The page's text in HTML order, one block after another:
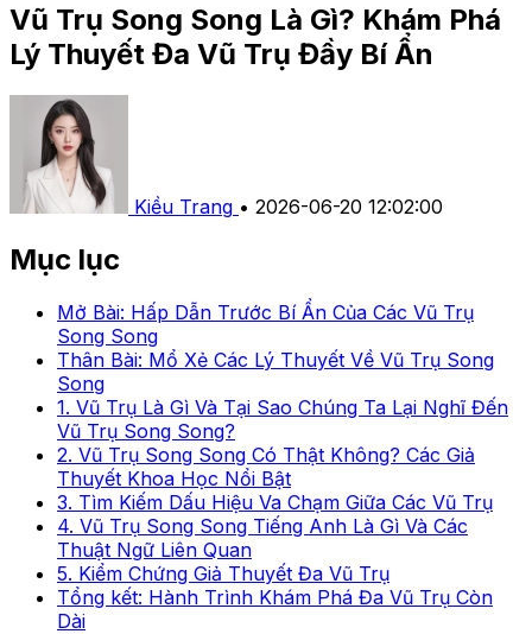
Vũ Trụ Song Song Là Gì? Khám Phá
Lý Thuyết Đa Vũ Trụ Đầy Bí Ẩn
Kiều Trang • 2026-06-20 12:02:00
Mục lục
Mở Bài: Hấp Dẫn Trước Bí Ẩn Của Các Vũ Trụ
Song Song
Thân Bài: Mổ Xẻ Các Lý Thuyết Về Vũ Trụ Song
Song
1. Vũ Trụ Là Gì Và Tại Sao Chúng Ta Lại Nghĩ Đến
Vũ Trụ Song Song?
2. Vũ Trụ Song Song Có Thật Không? Các Giả
Thuyết Khoa Học Nổi Bật
3. Tìm Kiếm Dấu Hiệu Va Chạm Giữa Các Vũ Trụ
4. Vũ Trụ Song Song Tiếng Anh Là Gì Và Các
Thuật Ngữ Liên Quan
5. Kiểm Chứng Giả Thuyết Đa Vũ Trụ
Tổng kết: Hành Trình Khám Phá Đa Vũ Trụ Còn
Dài